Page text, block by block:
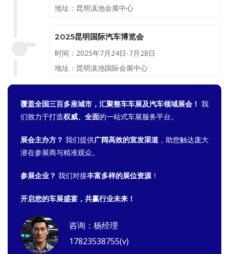
地址：昆明滇池会展中心
2025昆明国际汽车博览会
时间：2025年7月24日-7月28日
地址：昆明滇池国际会展中心
覆盖全国三百多座城市，汇聚整车车展及汽车领域展会！ 我
们致力于打造权威、全面的一站式车展服务平台。
展会主办方？ 我们提供广阔高效的宣发渠道 ，助您触达庞大
潜在参展商与精准观众。
参展企业？ 我们对接丰富多样的展位资源 ！
开启您的车展盛宴，共赢行业未来！
咨询：杨经理
17823538755(v)